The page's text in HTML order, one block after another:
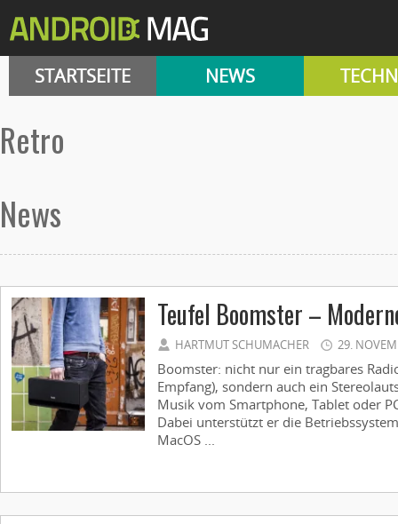
STARTSEITE NEWS
retro
News
Teufel Boomster –
HARTMUT SCHUMACHER 29.
Boomster: nicht nur ein tragbares
Empfang), sondern auch ein
Musik vom Smartphone, Tablet oder
Dabei unterstützt er die
MacOS ...